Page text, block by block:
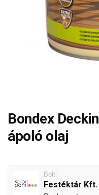
Bondex
ápoló olaj
Bolt:
Festéktár Kft.